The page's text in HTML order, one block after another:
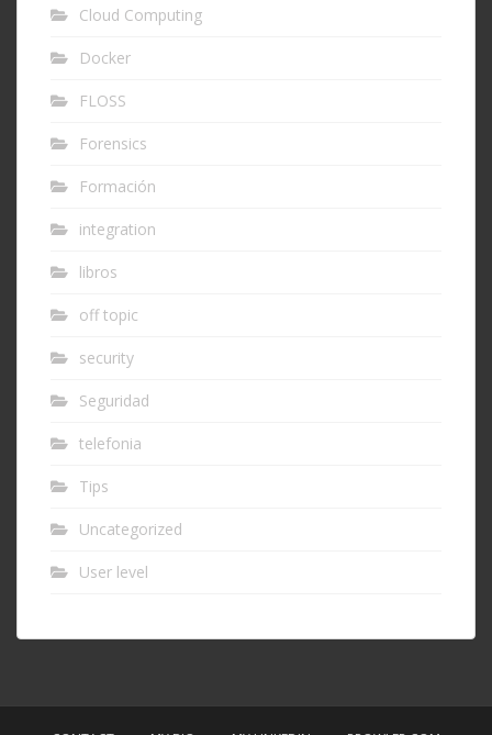
Cloud Computing
Docker
FLOSS
Forensics
Formación
integration
libros
off topic
security
Seguridad
telefonia
Tips
Uncategorized
User level